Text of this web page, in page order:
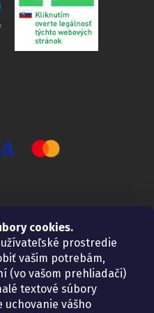
cookies.
užívateľské prostredie
vašim potrebám,
(vo vašom prehliadači)
textové súbory
uchovanie vášho